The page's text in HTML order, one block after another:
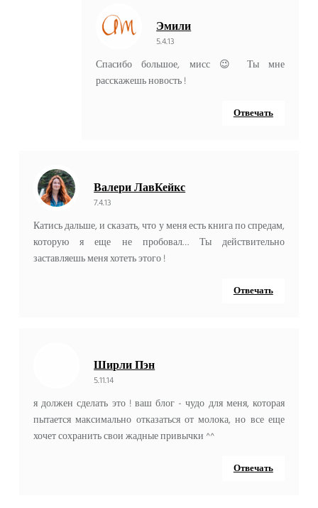
Эмили
5.4.13
Спасибо большое, мисс 😉 Ты мне
расскажешь новость !
Отвечать
Валери ЛавКейкс
7.4.13
Катись дальше, и сказать, что у меня есть книга по спредам,
которую я еще не пробовал… Ты действительно
заставляешь меня хотеть этого !
Отвечать
Ширли Пэн
5.11.14
я должен сделать это ! ваш блог - чудо для меня, которая
пытается максимально отказаться от молока, но все еще
хочет сохранить свои жадные привычки ^^
Отвечать